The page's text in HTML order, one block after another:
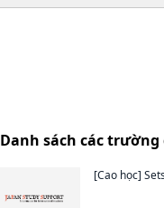
Danh sách các trường
[Cao học]